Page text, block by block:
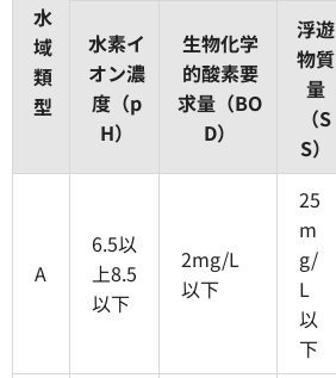
水
域
類
型
水素イ
オン濃
度（p
H）
生物化学
的酸素要
求量（BO
D）
浮遊
物質
量
（S
S）
A
6.5以
上8.5
以下
2mg/L
以下
25
m
g/
L
以
下